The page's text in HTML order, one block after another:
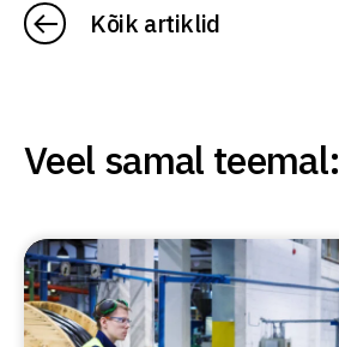
Kõik artiklid
Veel samal teemal: